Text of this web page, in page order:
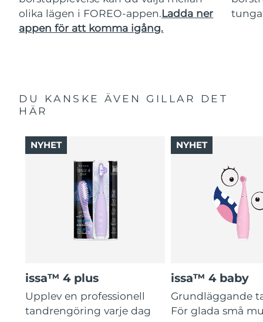
olika lägen i FOREO-appen.Ladda ner
appen för att komma igång.
DU KANSKE ÄVEN GILLAR DET
HÄR
issa™ 4 plus
Upplev en professionell
tandrengöring varje dag
NYHET
issa™ 4 baby
Grundläggande
För glada små
NYHET